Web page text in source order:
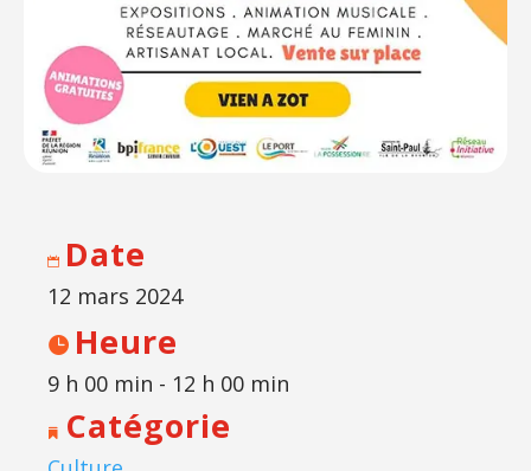
Date
12 mars 2024
Heure
9 h 00 min - 12 h 00 min
Catégorie